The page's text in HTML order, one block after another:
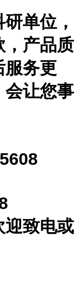
单位，
，产品质
服务更
会让您事
迎致电或